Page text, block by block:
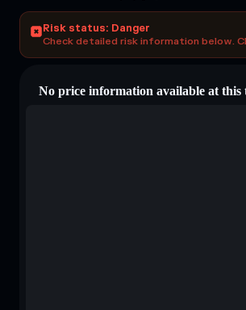
Risk status: Danger
Check detailed risk information below.
No price information available at this